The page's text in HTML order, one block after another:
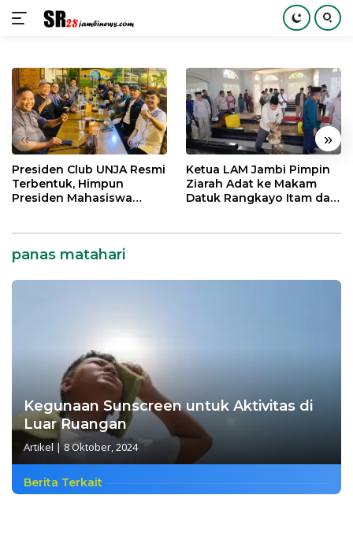
konten
« »
Presiden Club UNJA Resmi
Terbentuk, Himpun
Presiden Mahasiswa
Ketua LAM Jambi Pimpin
Ziarah Adat ke Makam
Datuk Rangkayo Itam dan
panas matahari
Kegunaan Sunscreen untuk Aktivitas di
Luar Ruangan
Artikel |8 Oktober, 2024
Berita Terkait